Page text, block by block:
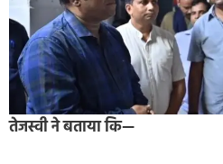
तेजस्वी ने बताया कि—